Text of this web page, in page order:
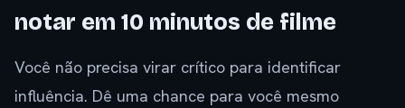
notar em 10 minutos de filme
Você não precisa virar crítico para identificar
influência. Dê uma chance para você mesmo